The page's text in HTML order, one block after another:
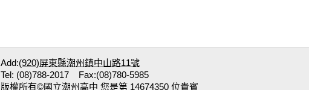
Add:(920)屏東縣潮州鎮中山路11號
Tel: (08)788-2017 Fax:(08)780-5985
版權所有©國立潮州高中 您是第 14674350 位貴賓